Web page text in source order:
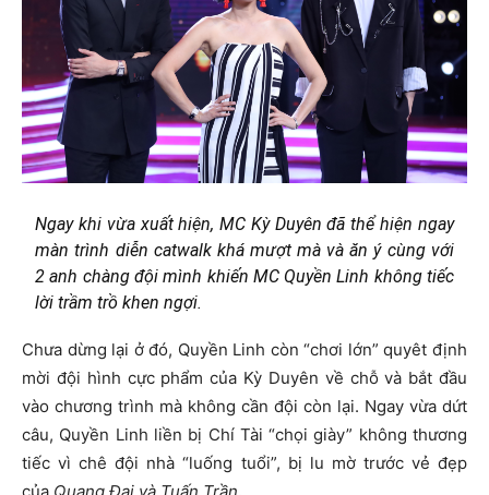
Ngay khi vừa xuất hiện, MC Kỳ Duyên đã thể hiện ngay
màn trình diễn catwalk khá mượt mà và ăn ý cùng với
2 anh chàng đội mình khiến MC Quyền Linh không tiếc
lời trầm trồ khen ngợi.
Chưa dừng lại ở đó, Quyền Linh còn “chơi lớn” quyêt định
mời đội hình cực phẩm của Kỳ Duyên về chỗ và bắt đầu
vào chương trình mà không cần đội còn lại. Ngay vừa dứt
câu, Quyền Linh liền bị Chí Tài “chọi giày” không thương
tiếc vì chê đội nhà “luống tuổi”, bị lu mờ trước vẻ đẹp